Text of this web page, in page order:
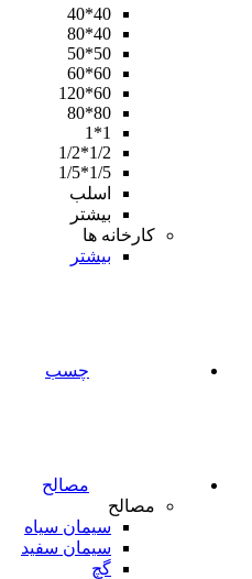
40*40
40*80
50*50
60*60
60*120
80*80
1*1
1/2*1/2
1/5*1/5
اسلب
بیشتر
کارخانه ها
بیشتر
چسب
مصالح
مصالح
سیمان سیاه
سیمان سفید
گچ